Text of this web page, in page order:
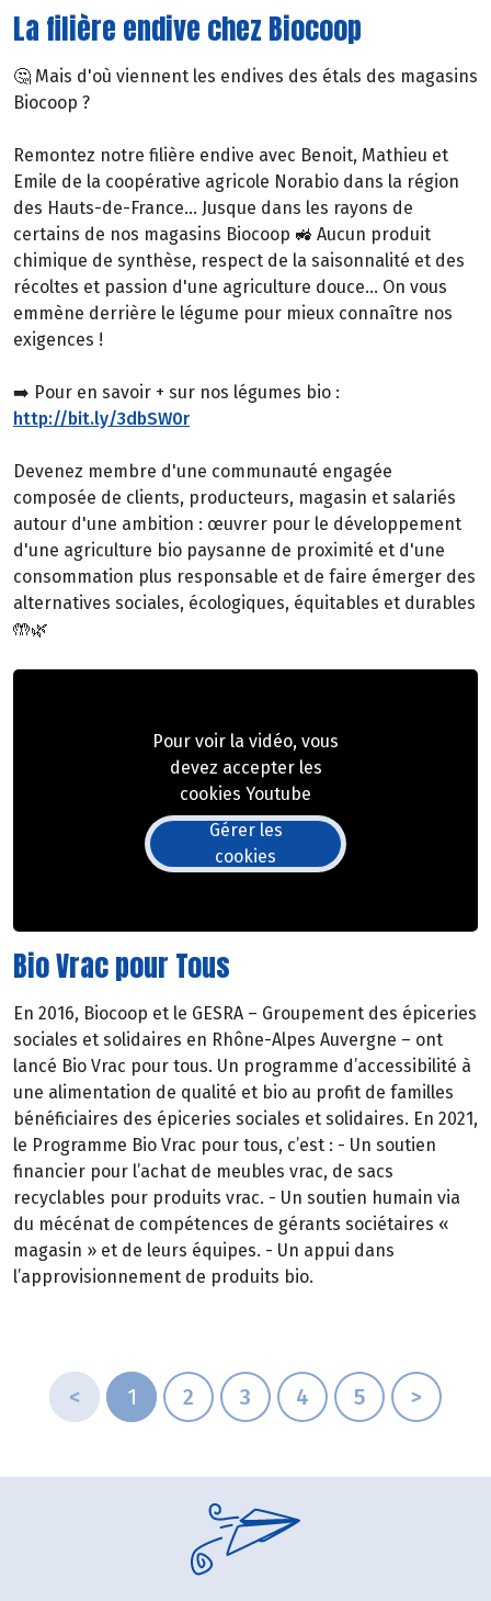
La filière endive chez Biocoop
🤔 Mais d'où viennent les endives des étals des magasins
Biocoop ?
Remontez notre filière endive avec Benoit, Mathieu et
Emile de la coopérative agricole Norabio dans la région
des Hauts-de-France... Jusque dans les rayons de
certains de nos magasins Biocoop 🚜 Aucun produit
chimique de synthèse, respect de la saisonnalité et des
récoltes et passion d'une agriculture douce... On vous
emmène derrière le légume pour mieux connaître nos
exigences !
➡️ Pour en savoir + sur nos légumes bio :
http://bit.ly/3dbSW0r
Devenez membre d'une communauté engagée
composée de clients, producteurs, magasin et salariés
autour d'une ambition : œuvrer pour le développement
d'une agriculture bio paysanne de proximité et d'une
consommation plus responsable et de faire émerger des
alternatives sociales, écologiques, équitables et durables
🤲🌿
Pour voir la vidéo, vous
devez accepter les
cookies Youtube
Gérer les
cookies
Bio Vrac pour Tous
En 2016, Biocoop et le GESRA – Groupement des épiceries
sociales et solidaires en Rhône-Alpes Auvergne – ont
lancé Bio Vrac pour tous. Un programme d’accessibilité à
une alimentation de qualité et bio au profit de familles
bénéficiaires des épiceries sociales et solidaires. En 2021,
le Programme Bio Vrac pour tous, c’est : - Un soutien
financier pour l’achat de meubles vrac, de sacs
recyclables pour produits vrac. - Un soutien humain via
du mécénat de compétences de gérants sociétaires «
magasin » et de leurs équipes. - Un appui dans
l’approvisionnement de produits bio.
< 1 2 3 4 5 >